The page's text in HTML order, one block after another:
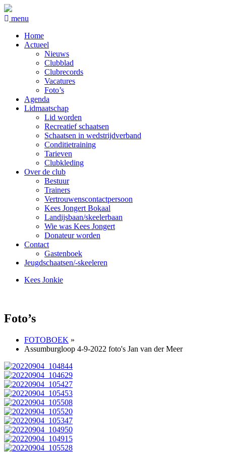
menu
Home
Actueel
Nieuws
Clubblad
Clubrecords
Vacatures
Foto’s
Agenda
Lidmaatschap
Lid worden
Recreatief schaatsen
Schaatsen in wedstrijdverband
Conditietraining
Tarieven
Clubkleding
Over de club
Bestuur
Trainers
Vertrouwenscontactpersoon
Kees Jongert Bokaal
Landijsbaan/skeelerbaan
Wie was Kees Jongert
Donateur worden
Contact
Gastenboek
Jeugdschaatsen/-skeeleren
Kees Jonkie
Foto’s
FOTOBOEK »
Assumburgloop 4-9-2022 foto's Jan van der Meer